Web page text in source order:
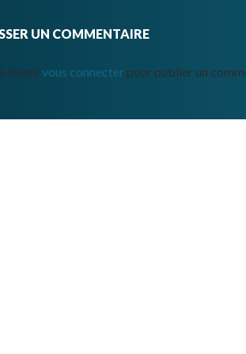
UN COMMENTAIRE
devez vous connecter pour publier un